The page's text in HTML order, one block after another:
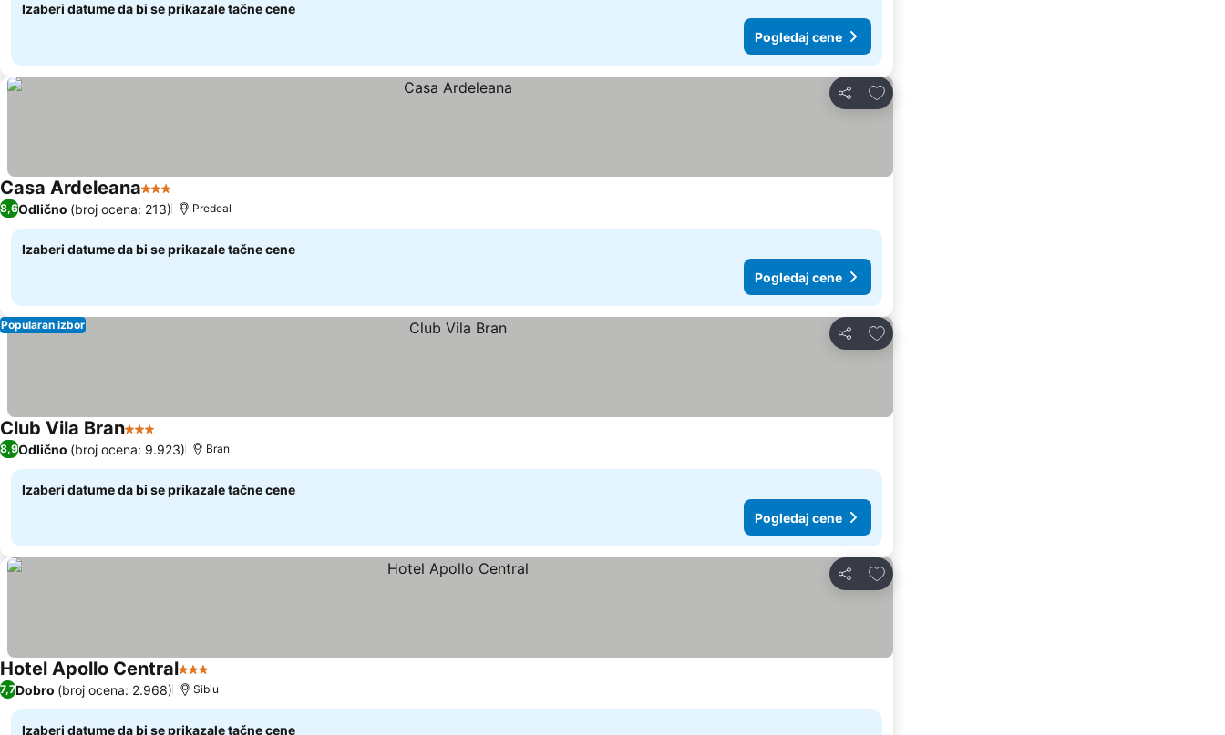
Izaberi datume da bi se prikazale tačne cene
Pogledaj cene
Deli
Dodati u favorite
Casa Ardeleana3 Zvezdice
8,6Odlično (broj ocena: 213) Predeal
Izaberi datume da bi se prikazale tačne cene
Pogledaj cene
Deli
Dodati u favorite
Popularan izbor
Club Vila Bran3 Zvezdice
8,9Odlično (broj ocena: 9.923) Bran
Izaberi datume da bi se prikazale tačne cene
Pogledaj cene
Deli
Dodati u favorite
Hotel Apollo Central3 Zvezdice
7,7Dobro (broj ocena: 2.968) Sibiu
Izaberi datume da bi se prikazale tačne cene